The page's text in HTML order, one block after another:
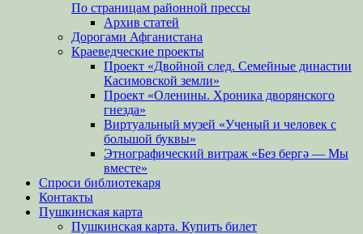
По страницам районной прессы
Архив статей
Дорогами Афганистана
Краеведческие проекты
Проект «Двойной след. Семейные династии
Касимовской земли»
Проект «Оленины. Хроника дворянского
гнезда»
Виртуальный музей «Ученый и человек с
большой буквы»
Этнографический витраж «Без бергə — Мы
вместе»
Спроси библиотекаря
Контакты
Пушкинская карта
Пушкинская карта. Купить билет